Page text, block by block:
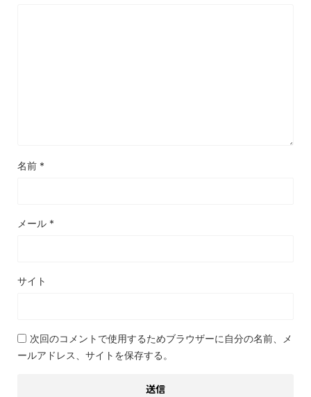
名前 *
メール *
サイト
次回のコメントで使用するためブラウザーに自分の名前、メ
ールアドレス、サイトを保存する。